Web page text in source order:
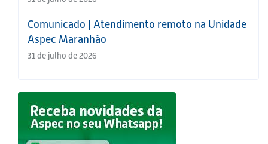
Comunicado | Atendimento remoto na Unidade
Aspec Maranhão
31 de julho de 2026